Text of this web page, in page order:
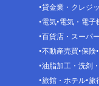
貸金業・クレジ
電気 電気・電子
百貨店・スーパー
不動産売買 保険
油脂加工・洗剤
旅館・ホテル 旅